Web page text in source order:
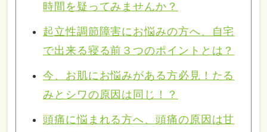
時間を疑ってみませんか？
起立性調節障害にお悩みの方へ、自宅
で出来る寝る前３つのポイントとは？
今、お肌にお悩みがある方必見！たる
みとシワの原因は同じ！？
頭痛に悩まれる方へ、頭痛の原因は甘